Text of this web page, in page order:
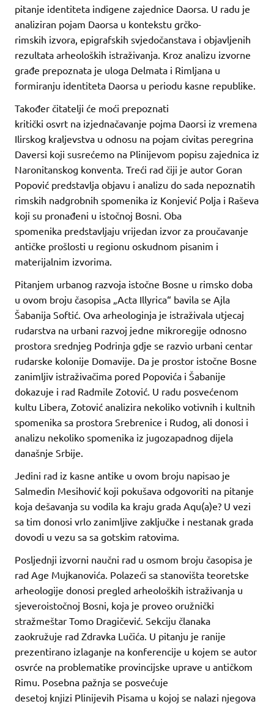
pitanje identiteta indigene zajednice Daorsa. U radu je
analiziran pojam Daorsa u kontekstu grčko-
rimskih izvora, epigrafskih svjedočanstava i objavljenih
rezultata arheoloških istraživanja. Kroz analizu izvorne
građe prepoznata je uloga Delmata i Rimljana u
formiranju identiteta Daorsa u periodu kasne republike.
Također čitatelji će moći prepoznati
kritički osvrt na izjednačavanje pojma Daorsi iz vremena
Ilirskog kraljevstva u odnosu na pojam civitas peregrina
Daversi koji susrećemo na Plinijevom popisu zajednica iz
Naronitanskog konventa. Treći rad čiji je autor Goran
Popović predstavlja objavu i analizu do sada nepoznatih
rimskih nadgrobnih spomenika iz Konjević Polja i Raševa
koji su pronađeni u istočnoj Bosni. Oba
spomenika predstavljaju vrijedan izvor za proučavanje
antičke prošlosti u regionu oskudnom pisanim i
materijalnim izvorima.
Pitanjem urbanog razvoja istočne Bosne u rimsko doba
u ovom broju časopisa „Acta Illyrica“ bavila se Ajla
Šabanija Softić. Ova arheologinja je istraživala utjecaj
rudarstva na urbani razvoj jedne mikroregije odnosno
prostora srednjeg Podrinja gdje se razvio urbani centar
rudarske kolonije Domavije. Da je prostor istočne Bosne
zanimljiv istraživačima pored Popovića i Šabanije
dokazuje i rad Radmile Zotović. U radu posvećenom
kultu Libera, Zotović analizira nekoliko votivnih i kultnih
spomenika sa prostora Srebrenice i Rudog, ali donosi i
analizu nekoliko spomenika iz jugozapadnog dijela
današnje Srbije.
Jedini rad iz kasne antike u ovom broju napisao je
Salmedin Mesihović koji pokušava odgovoriti na pitanje
koja dešavanja su vodila ka kraju grada Aqu(a)e? U vezi
sa tim donosi vrlo zanimljive zaključke i nestanak grada
dovodi u vezu sa sa gotskim ratovima.
Posljednji izvorni naučni rad u osmom broju časopisa je
rad Age Mujkanovića. Polazeći sa stanovišta teoretske
arheologije donosi pregled arheoloških istraživanja u
sjeveroistočnoj Bosni, koja je proveo oružnički
stražmeštar Tomo Dragičević. Sekciju članaka
zaokružuje rad Zdravka Lučića. U pitanju je ranije
prezentirano izlaganje na konferencije u kojem se autor
osvrće na problematike provincijske uprave u antičkom
Rimu. Posebna pažnja se posvećuje
desetoj knjizi Plinijevih Pisama u kojoj se nalazi njegova